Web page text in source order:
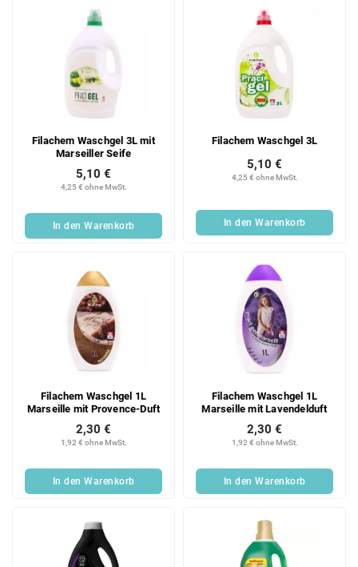
Filachem Waschgel 3L mit
Marseiller Seife
4,25 € ohne MwSt.
5,10 €
In den Warenkorb
Filachem Waschgel 3L
4,25 € ohne MwSt.
5,10 €
In den Warenkorb
Filachem Waschgel 1L
Marseille mit Provence-Duft
1,92 € ohne MwSt.
2,30 €
In den Warenkorb
Filachem Waschgel 1L
Marseille mit Lavendelduft
1,92 € ohne MwSt.
2,30 €
In den Warenkorb